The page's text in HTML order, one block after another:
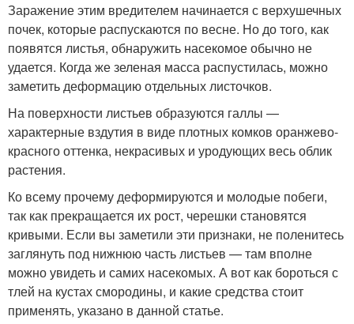
Заражение этим вредителем начинается с верхушечных
почек, которые распускаются по весне. Но до того, как
появятся листья, обнаружить насекомое обычно не
удается. Когда же зеленая масса распустилась, можно
заметить деформацию отдельных листочков.
На поверхности листьев образуются галлы —
характерные вздутия в виде плотных комков оранжево-
красного оттенка, некрасивых и уродующих весь облик
растения.
Ко всему прочему деформируются и молодые побеги,
так как прекращается их рост, черешки становятся
кривыми. Если вы заметили эти признаки, не поленитесь
заглянуть под нижнюю часть листьев — там вполне
можно увидеть и самих насекомых. А вот как бороться с
тлей на кустах смородины, и какие средства стоит
применять, указано в данной статье.